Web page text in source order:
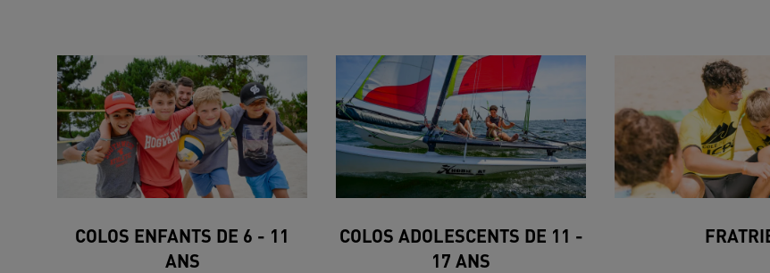
COLOS ENFANTS DE 6 - 11
ANS
COLOS ADOLESCENTS DE 11 -
17 ANS